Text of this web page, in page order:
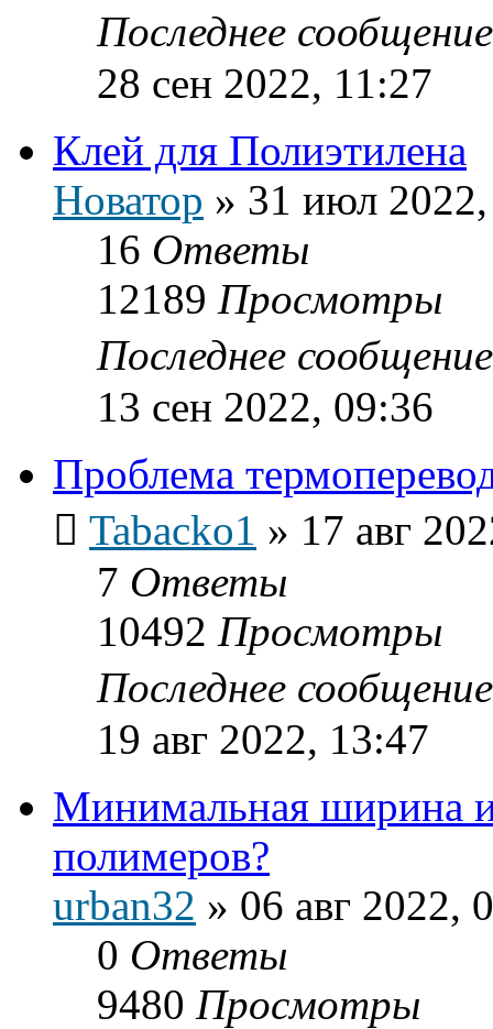
Последнее
28 сен 2022, 11:27
Клей для Полиэтилена
Новатор » 31 июл
16 Ответы
12189 Просмотры
Последнее
13 сен 2022, 09:36
Проблема
Tabacko1 » 17 авг
7 Ответы
10492 Просмотры
Последнее
19 авг 2022, 13:47
Минимальная ширина
полимеров?
urban32 » 06 авг 2022,
0 Ответы
9480 Просмотры